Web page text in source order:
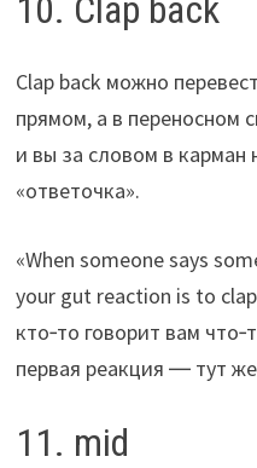
10. Clap back
Clap back можно
прямом, а в переносном
и вы за словом в
«ответочка».
«When someone says
your gut reaction is to
кто‑то говорит вам
первая реакция ― тут
11. mid